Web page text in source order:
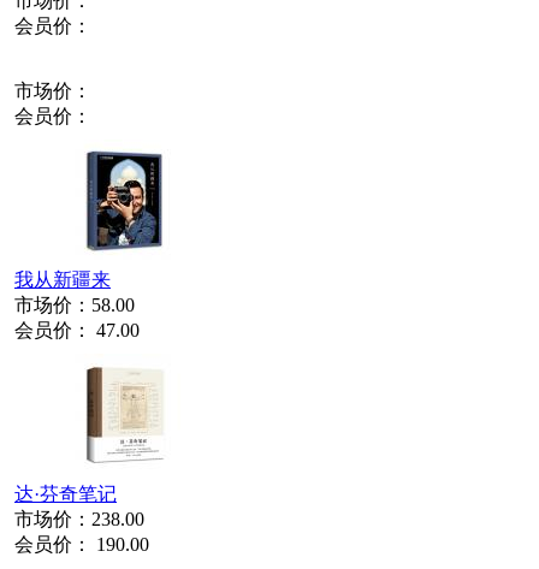
会员价：
市场价：
会员价：
我从新疆来
市场价： 58.00
会员价： 47.00
达·芬奇笔记
市场价： 238.00
会员价： 190.00